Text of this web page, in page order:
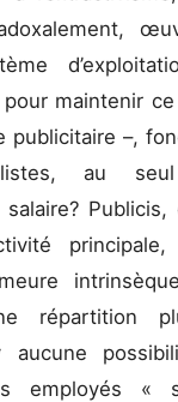
maintenir
publicitaire –,
au
salaire?
principale,
répartition
aucune
employés «